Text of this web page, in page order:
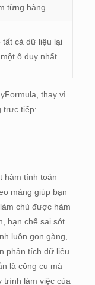
từng hàng.
tất cả dữ liệu lại
ô duy nhất.
thay vì
trực tiếp:
hàm tính toán
mảng giúp bạn
chủ được hàm
hạn chế sai sót
luôn gọn gàng,
phân tích dữ liệu
là công cụ mà
trình làm việc của